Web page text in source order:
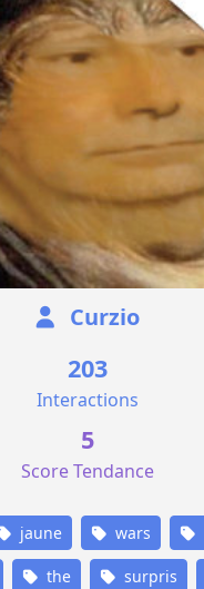
Curzio
203
Interactions
5
Score Tendance
jaune wars
the surpris